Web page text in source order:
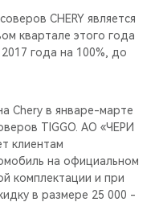
CHERY является
квартале этого года
года на 100%, до
Chery в январе-марте
TIGGO. АО «ЧЕРИ
клиентам
на официальном
комплектации и при
в размере 25 000 -